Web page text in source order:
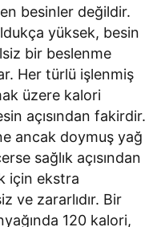
besinler değildir.
yüksek, besin
bir beslenme
Her türlü işlenmiş
üzere kalori
açısından fakirdir.
ancak doymuş yağ
sağlık açısından
için ekstra
ve zararlıdır. Bir
120 kalori,